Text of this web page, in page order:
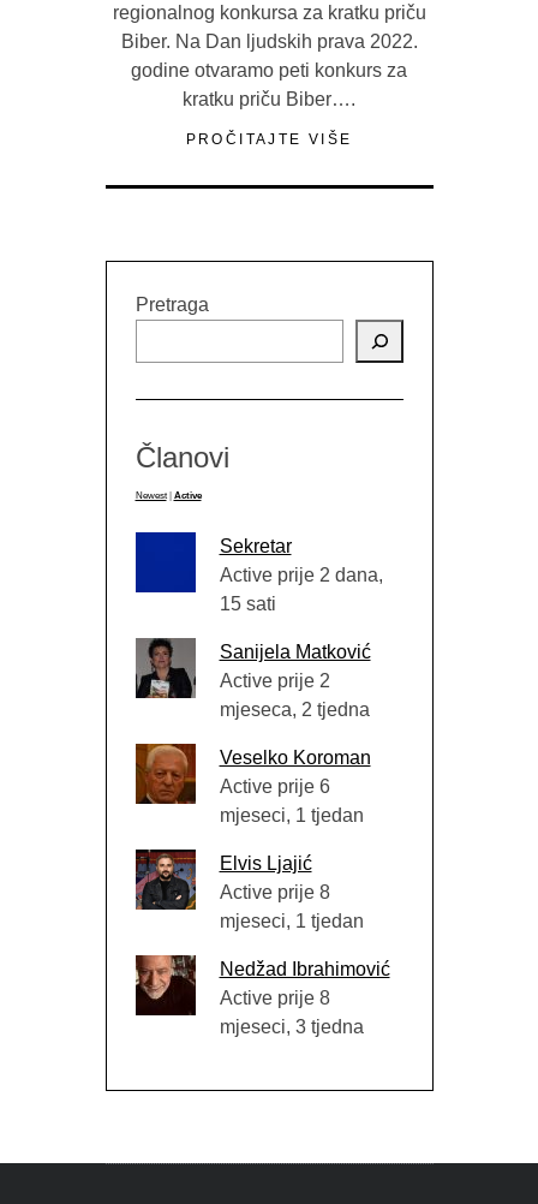
regionalnog konkursa za kratku priču
Biber. Na Dan ljudskih prava 2022.
godine otvaramo peti konkurs za
kratku priču Biber….
PROČITAJTE VIŠE
Pretraga
Članovi
Newest | Active
Sekretar
Active prije 2 dana,
15 sati
Sanijela Matković
Active prije 2
mjeseca, 2 tjedna
Veselko Koroman
Active prije 6
mjeseci, 1 tjedan
Elvis Ljajić
Active prije 8
mjeseci, 1 tjedan
Nedžad Ibrahimović
Active prije 8
mjeseci, 3 tjedna